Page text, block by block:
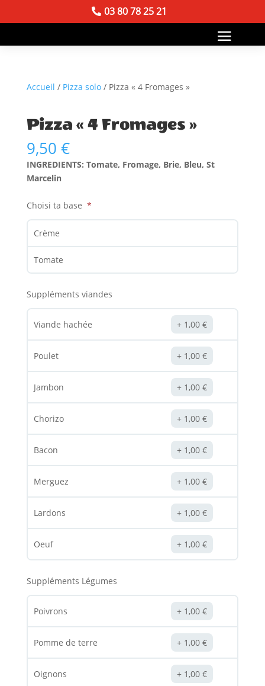
03 80 78 25 21
Accueil / Pizza solo/ Pizza « 4 Fromages »
Pizza « 4 Fromages »
9,50 €
INGREDIENTS: Tomate, Fromage, Brie, Bleu, St
Marcelin
Choisi ta base
Crème
Tomate
Suppléments viandes
Viande hachée 1,00€
Poulet 1,00€
Jambon 1,00€
Chorizo 1,00€
Bacon 1,00€
Merguez 1,00€
Lardons 1,00€
Oeuf 1,00€
Suppléments Légumes
Poivrons 1,00€
Pomme de terre 1,00€
Oignons 1,00€